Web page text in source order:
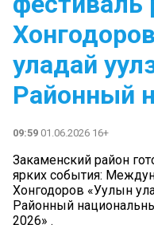
уладай
Районный
09:59 01.06.2026 16+
Закаменский район
ярких события:
Хонгодоров «Уулын
Районный
2026» .